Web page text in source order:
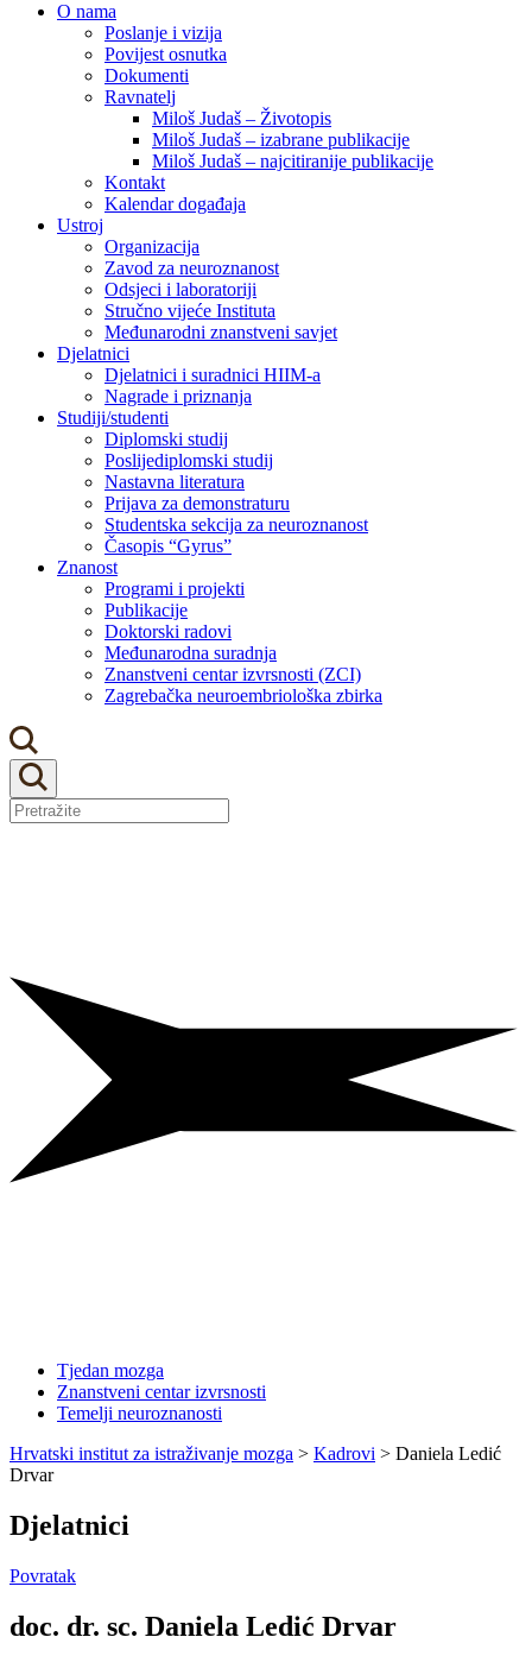
O nama
Poslanje i vizija
Povijest osnutka
Dokumenti
Ravnatelj
Miloš Judaš – Životopis
Miloš Judaš – izabrane publikacije
Miloš Judaš – najcitiranije publikacije
Kontakt
Kalendar događaja
Ustroj
Organizacija
Zavod za neuroznanost
Odsjeci i laboratoriji
Stručno vijeće Instituta
Međunarodni znanstveni savjet
Djelatnici
Djelatnici i suradnici HIIM-a
Nagrade i priznanja
Studiji/studenti
Diplomski studij
Poslijediplomski studij
Nastavna literatura
Prijava za demonstraturu
Studentska sekcija za neuroznanost
Časopis “Gyrus”
Znanost
Programi i projekti
Publikacije
Doktorski radovi
Međunarodna suradnja
Znanstveni centar izvrsnosti (ZCI)
Zagrebačka neuroembriološka zbirka
Tjedan mozga
Znanstveni centar izvrsnosti
Temelji neuroznanosti
Hrvatski institut za istraživanje mozga > Kadrovi > Daniela Ledić
Drvar
Djelatnici
Povratak
doc. dr. sc. Daniela Ledić Drvar